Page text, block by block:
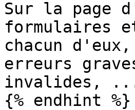
Sur la page
formulaires
chacun
erreurs
invalides,
{% endhint %}